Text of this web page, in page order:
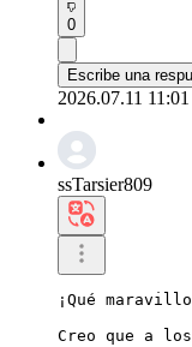
0
Escribe una
2026.07.11 11:01
ssTarsier809
¡Qué
Creo que a